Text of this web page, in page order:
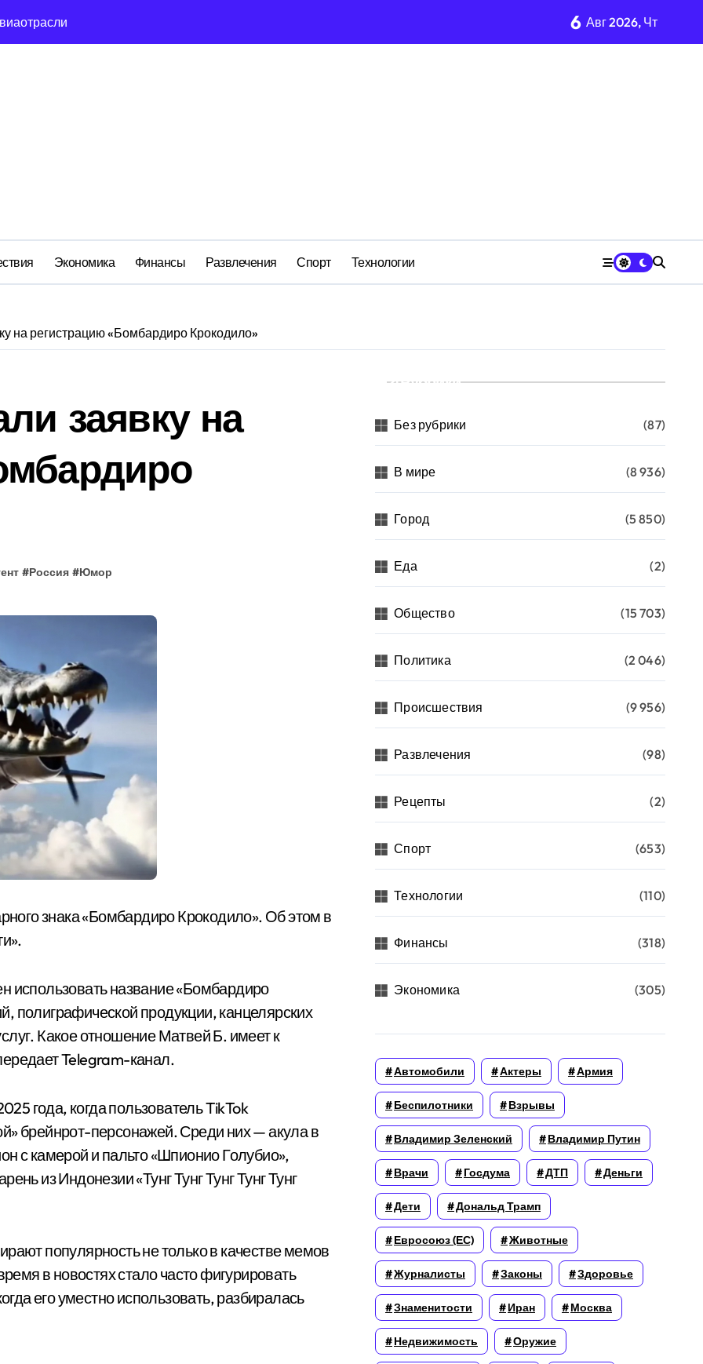
и маркетплейсы «умывают руки» после ударов по складам Wildberries?
катер стал металлоломом за 3 дня
как российская бюрократия превратила праздник в комедию
6 Авг 2026, Чт
Экономика Финансы Развлечения Спорт Технологии
на регистрацию «Бомбардиро Крокодило»
заявку на
#Россия #Юмор
знака «Бомбардиро Крокодило». Об этом в
использовать название «Бомбардиро
полиграфической продукции, канцелярских
Какое отношение Матвей Б. имеет к
Telegram-канал.
года, когда пользователь TikTok
брейнрот-персонажей. Среди них — акула в
с камерой и пальто «Шпионио Голубио»,
из Индонезии «Тунг Тунг Тунг Тунг Тунг
популярность не только в качестве мемов
в новостях стало часто фигурировать
его уместно использовать, разбиралась
Рубрики
Без рубрики (87)
В мире (8 936)
Город (5 850)
Еда (2)
Общество (15 703)
Политика (2 046)
Происшествия (9 956)
Развлечения (98)
Рецепты (2)
Спорт (653)
Технологии (110)
Финансы (318)
Экономика (305)
Автомобили Актеры Армия
Беспилотники Взрывы
Владимир Зеленский Владимир Путин
Врачи Госдума ДТП Деньги
Дети Дональд Трамп
Евросоюз (ЕС) Животные
Журналисты Законы Здоровье
Знаменитости Иран Москва
Недвижимость Оружие